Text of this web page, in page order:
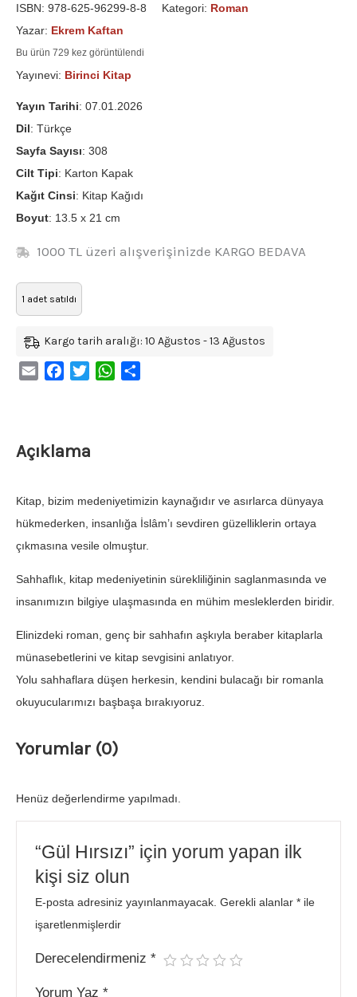
ISBN: 978-625-96299-8-8 Kategori: Roman
Yazar: Ekrem Kaftan
Bu ürün 729 kez görüntülendi
Yayınevi: Birinci Kitap
Yayın Tarihi: 07.01.2026
Dil: Türkçe
Sayfa Sayısı: 308
Cilt Tipi: Karton Kapak
Kağıt Cinsi: Kitap Kağıdı
Boyut: 13.5 x 21 cm
1000 TL üzeri alışverişinizde KARGO BEDAVA
1 adet satıldı
Kargo tarih aralığı: 10 Ağustos - 13 Ağustos
Email FacebookTwitterWhatsApp
Açıklama
Kitap, bizim medeniyetimizin kaynağıdır ve asırlarca dünyaya
hükmederken, insanlığa İslâm’ı sevdiren güzelliklerin ortaya
çıkmasına vesile olmuştur.
Sahhaflık, kitap medeniyetinin sürekliliğinin saglanmasında ve
insanımızın bilgiye ulaşmasında en mühim mesleklerden biridir.
Elinizdeki roman, genç bir sahhafın aşkıyla beraber kitaplarla
münasebetlerini ve kitap sevgisini anlatıyor.
Yolu sahhaflara düşen herkesin, kendini bulacağı bir romanla
okuyucularımızı başbaşa bırakıyoruz.
Yorumlar (0)
Henüz değerlendirme yapılmadı.
“Gül Hırsızı” için yorum yapan ilk
kişi siz olun
E-posta adresiniz yayınlanmayacak. Gerekli alanlar* ile
işaretlenmişlerdir
Derecelendirmeniz*
Yorum Yaz*